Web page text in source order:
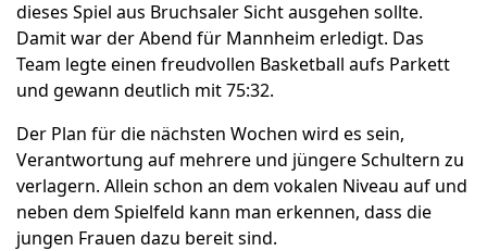
dieses Spiel aus Bruchsaler Sicht ausgehen sollte.
Damit war der Abend für Mannheim erledigt. Das
Team legte einen freudvollen Basketball aufs Parkett
und gewann deutlich mit 75:32.
Der Plan für die nächsten Wochen wird es sein,
Verantwortung auf mehrere und jüngere Schultern zu
verlagern. Allein schon an dem vokalen Niveau auf und
neben dem Spielfeld kann man erkennen, dass die
jungen Frauen dazu bereit sind.